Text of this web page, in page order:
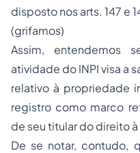
disposto nos arts. 147 e
(grifamos)
Assim, entendemos
atividade do INPI visa a
relativo à propriedade
registro como marco
de seu titular do direito
De se notar, contudo,